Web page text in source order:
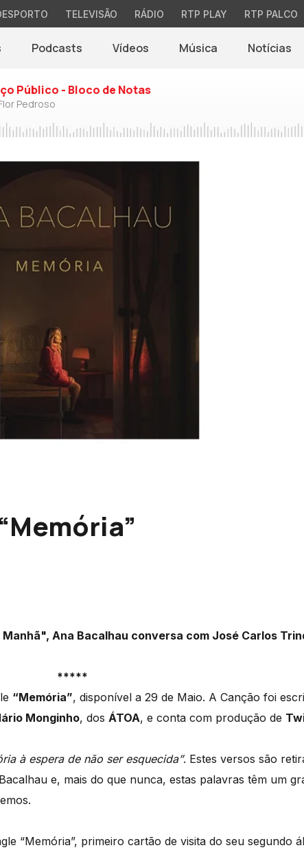
TELEVISÃO RÁDIO RTP PLAY RTP PALCO
Podcasts Vídeos Música Notícias
(abre
Público - Bloco de Notas
Pedroso
Ana Bacalhau conversa com José Carlos
*****
“Memória”, disponível a 29 de Maio. A Canção foi
Monginho, dos ÁTOA, e conta com produção de
à espera de não ser esquecida”. Estes versos são
e, mais do que nunca, estas palavras têm um
“Memória”, primeiro cartão de visita do seu segundo